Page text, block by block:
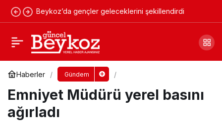
Beykoz’da gençler geleceklerini şekillendirdi
Haberler Gündem
Emniyet Müdürü yerel basını
ağırladı
İlçenin SİT alanı olması işi zorlaştırıyor
Yorum Yap Paylaş